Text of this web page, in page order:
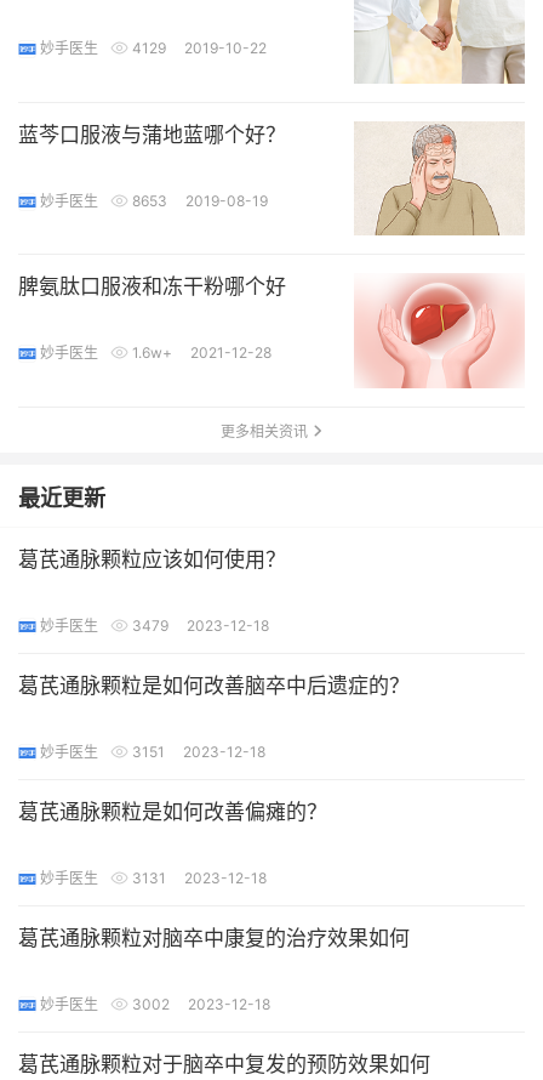
妙手医生 4129 2019-10-22
蓝芩口服液与蒲地蓝哪个好？
妙手医生 8653 2019-08-19
脾氨肽口服液和冻干粉哪个好
妙手医生 1.6w+ 2021-12-28
更多相关资讯
最近更新
葛芪通脉颗粒应该如何使用？
妙手医生 3479 2023-12-18
葛芪通脉颗粒是如何改善脑卒中后遗症的？
妙手医生 3151 2023-12-18
葛芪通脉颗粒是如何改善偏瘫的？
妙手医生 3131 2023-12-18
葛芪通脉颗粒对脑卒中康复的治疗效果如何
妙手医生 3002 2023-12-18
葛芪通脉颗粒对于脑卒中复发的预防效果如何